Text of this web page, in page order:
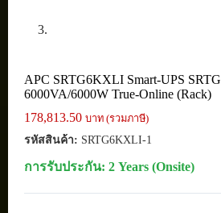
APC SRTG6KXLI Smart-UPS SRTG
6000VA/6000W True-Online (Rack)
178,813.50 บาท (รวมภาษี)
รหัสสินค้า: SRTG6KXLI-1
การรับประกัน: 2 Years (Onsite)